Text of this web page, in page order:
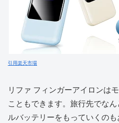
引用楽天市場
リファ フィンガーアイロンは
こともできます。旅行先でな
ルバッテリーをもっていくのも